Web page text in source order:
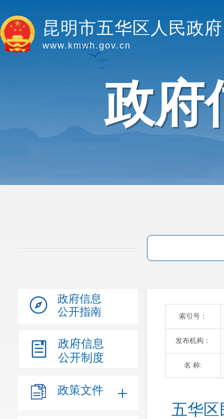
昆明市五华区人民政府
www.kmwh.gov.cn
政府
政府信息
公开指南
政府信息
公开制度
政策文件
索引号：
发布机构：
名 称:
五华